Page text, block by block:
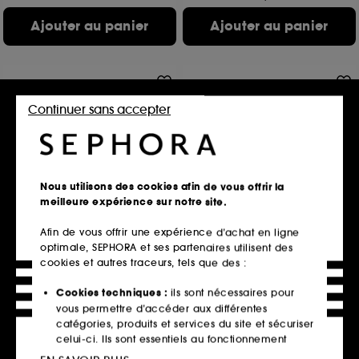
Ajouter au panier Ajouter au panier
Sauvage Spray For The Wild
Flacon 30 ml et étui couture en édition limitée
1180
131,25€
Prix d'origine : 175,00€
131,25€ 100ml
Option gravure
6 contenances disponibles
Ajouter au panier
Dreamskin Care & Perfect Le
Fluide Perfecteur
Soin anti-âge
250
Prix d'origine : 151,00€
226,50€ /100ml
3 contenances disponibles
Ajouter au panier
Nous utilisons des cookies afin de vous offrir la
meilleure expérience sur notre site.
Afin de vous offrir une expérience d’achat en ligne
optimale, SEPHORA et ses partenaires utilisent des
cookies et autres traceurs, tels que des :
Cookies techniques : ils sont nécessaires pour
vous permettre d’accéder aux différentes
catégories, produits et services du site et sécuriser
celui-ci. Ils sont essentiels au fonctionnement
technique du site et ne peuvent être désactivés.
Continuer sans accepter